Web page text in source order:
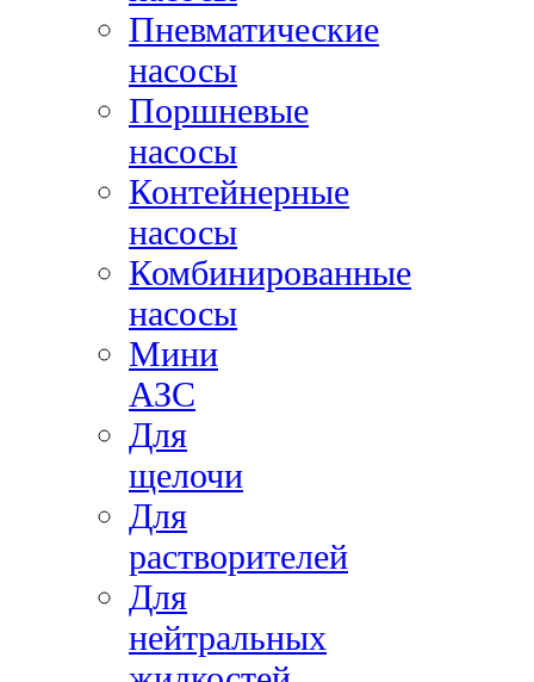
Пневматические
насосы
Поршневые
насосы
Контейнерные
насосы
Комбинированные
насосы
Мини
АЗС
Для
щелочи
Для
растворителей
Для
нейтральных